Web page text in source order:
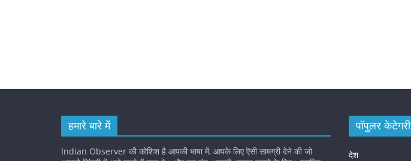
हमारे बारे में
Indian Observer की कोशिश है आपकी भाषा में, आपके लिए ऎसी सामग्री देने की जो
पॉपुलर केटेगरी
देश